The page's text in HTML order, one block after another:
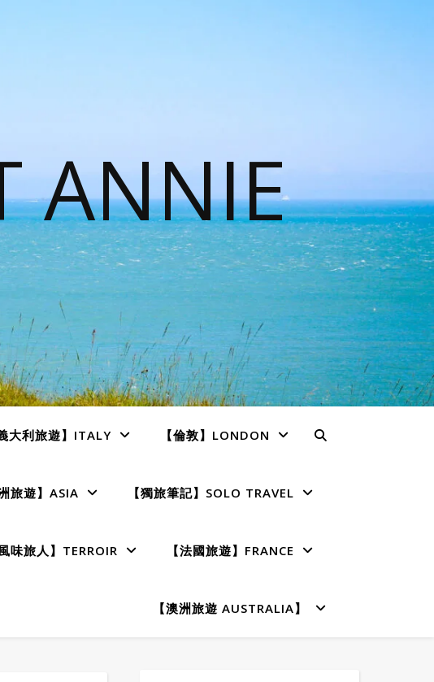
ANNIE
義大利旅遊】ITALY 【倫敦】LONDON
洲旅遊】ASIA 【獨旅筆記】SOLO TRAVEL
風味旅人】TERROIR 【法國旅遊】FRANCE
【澳洲旅遊 AUSTRALIA】